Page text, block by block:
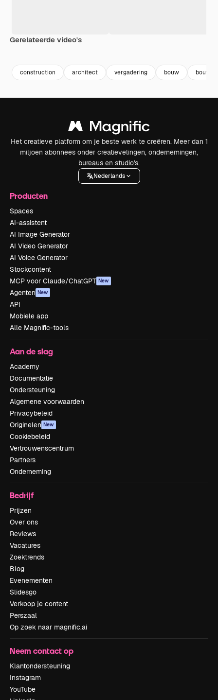
Gerelateerde video's
construction architect vergadering bouw
Het creatieve platform om je beste werk te creëren. Meer dan 1
miljoen abonnees onder creatievelingen, ondernemingen,
bureaus en studio's.
Nederlands
Producten
Spaces
AI-assistent
AI Image Generator
AI Video Generator
AI Voice Generator
Stockcontent
MCP voor Claude/ChatGPT New
Agenten New
API
Mobiele app
Alle Magnific-tools
Aan de slag
Academy
Documentatie
Ondersteuning
Algemene voorwaarden
Privacybeleid
Originelen New
Cookiebeleid
Vertrouwenscentrum
Partners
Onderneming
Bedrijf
Prijzen
Over ons
Reviews
Vacatures
Zoektrends
Blog
Evenementen
Slidesgo
Verkoop je content
Perszaal
Op zoek naar magnific.ai
Neem contact op
Klantondersteuning
Instagram
YouTube